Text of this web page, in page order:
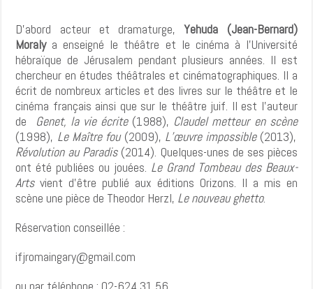
D’abord acteur et dramaturge,Yehuda (Jean-Bernard)
Moralya enseigné le théâtre et le cinéma à l’Université
hébraïque de Jérusalem pendant plusieurs années. Il est
chercheur en études théâtrales et cinématographiques. Il a
écrit de nombreux articles et des livres sur le théâtre et le
cinéma français ainsi que sur le théâtre juif. Il est l’auteur
de
Genet, la vie écrite(1988), Claudel metteur en scène
(1998), Le Maître fou(2009), L’œuvre impossible(2013),
Révolution au Paradis(2014). Quelques-unes de ses pièces
ont été publiées ou jouées. Le Grand Tombeau des Beaux-
Artsvient d’être publié aux éditions Orizons. Il a mis en
scène une pièce de Theodor Herzl, Le nouveau ghetto.
Réservation conseillée :
ifjromaingary@gmail.com
ou par téléphone : 02-624 31 56